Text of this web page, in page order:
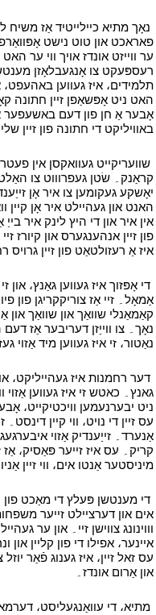
נאָך מתיא כיילייטיד אַז משיח
פאראכט און טוט נישט אָפּוואַרפן
ער ווייזט אונדז אויך ווי ער
רעספּעקט צו אָנגעבלאָזן
תלמידים، איז געווען באהעפט،
האט ניט אָפּשאַפן זיין חתונה
אָבער אַ חן פון דעם באשעפער
באוויליקט די חתונה פון זיין
שוועריקייט געוואקסן אין
קראַנק۔ שׂטן געפרוווט צו
יאָשקע געקומען צו איר אָן
האנט און געהיילט איר אָן קיין
אין איר און די היץ לינק איר
פון זיין אנהענגערס און קיורז
איז אַ רעזולטאַט פון זיין גרויס
די אָפּזוך איז געווען גאַנץ، און
אַמאָל۔ זיי אַז צוריקקריגן פון
קאַמאַנלי שוואַך און שוואַך
נאָך۔ צו ווייַזן דעריבער אַז
נאַטור، זי איז געווען מיד אַזוי
דער רחמנות איז געהייליקט،
גאנץ۔ כאטש זי איז געווען אַזוי
ניט יבערנעמען וויכטיקייט،
עס זיין די נויט، ווי קיין
אַנערד۔ זייַענדיק אַזוי
קריק۔ עס איז זייער פּאַסיק،
מיניסטער אַנטו אים، ווי זיין
די מענטשן פּעלץ די מאַכט
אים און דערציילט זייער
וווינונג צווישן זיי۔ און ער
איינער، אפילו די פון קליין
עס זאל זיין، איז גענוג פֿאַר
און אַרום אונדז۔
מתיא، די עוואַנגעליסט،